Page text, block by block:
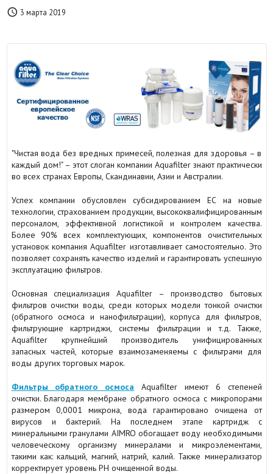
 3 марта 2019
"Чистая вода без вредных примесей, полезная для здоровья – в
каждый дом!" – этот слоган компании Aquafilter знают практически
во всех странах Европы, Скандинавии, Азии и Австралии.
Успех компании обусловлен субсидированием ЕС на новые
технологии, страхованием продукции, высококвалифицированным
персоналом, эффективной логистикой и контролем качества.
Более 90% всех комплектующих, компонентов очистительных
установок компания Aquafilter изготавливает самостоятельно. Это
позволяет сохранять качество изделий и гарантировать успешную
эксплуатацию фильтров.
Основная специализация Aquafilter – производство бытовых
фильтров очистки воды, среди которых модели тонкой очистки
(обратного осмоса и нанофильтрации), корпуса для фильтров,
фильтрующие картриджи, системы фильтрации и т.д. Также,
Aquafilter крупнейший производитель унифицированных
запасных частей, которые взаимозаменяемы с фильтрами для
воды других торговых марок.
Фильтры обратного осмоса Aquafilter имеют 6 степеней
очистки. Благодаря мембране обратного осмоса с микропорами
размером 0,0001 микрона, вода гарантировано очищена от
вирусов и бактерий. На последнем этапе картридж с
минеральными гранулами AIMRO обогащает воду необходимыми
человеческому организму минералами и микроэлементами,
такими как: кальций, магний, натрий, калий. Также минерализатор
корректирует уровень РН очищенной воды.